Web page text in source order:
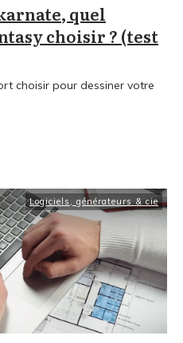
quel
choisir ? (test
choisir pour dessiner votre
Logiciels, générateurs & cie